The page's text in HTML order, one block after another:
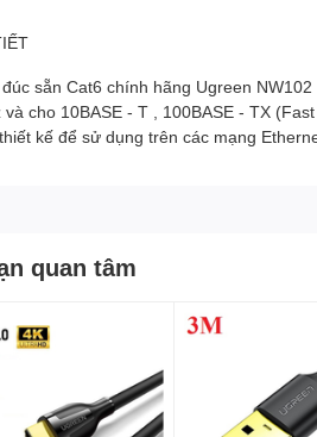
sẵn Cat6 chính hãng Ugreen
cho 10BASE - T , 100BASE - TX
kế để sử dụng trên các mạng
quan tâm